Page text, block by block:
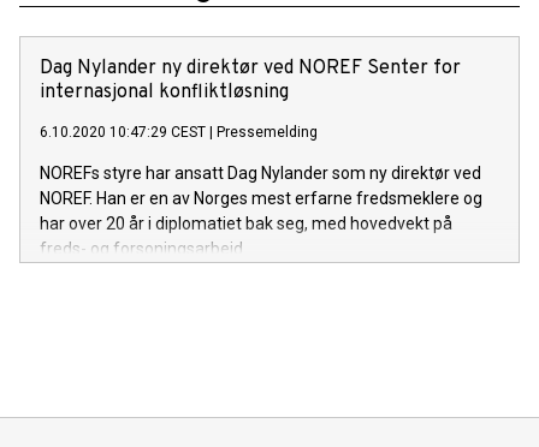
Dag Nylander ny direktør ved NOREF Senter for
internasjonal konfliktløsning
6.10.2020 10:47:29 CEST | Pressemelding
NOREFs styre har ansatt Dag Nylander som ny direktør ved
NOREF. Han er en av Norges mest erfarne fredsmeklere og
har over 20 år i diplomatiet bak seg, med hovedvekt på
freds- og forsoningsarbeid.